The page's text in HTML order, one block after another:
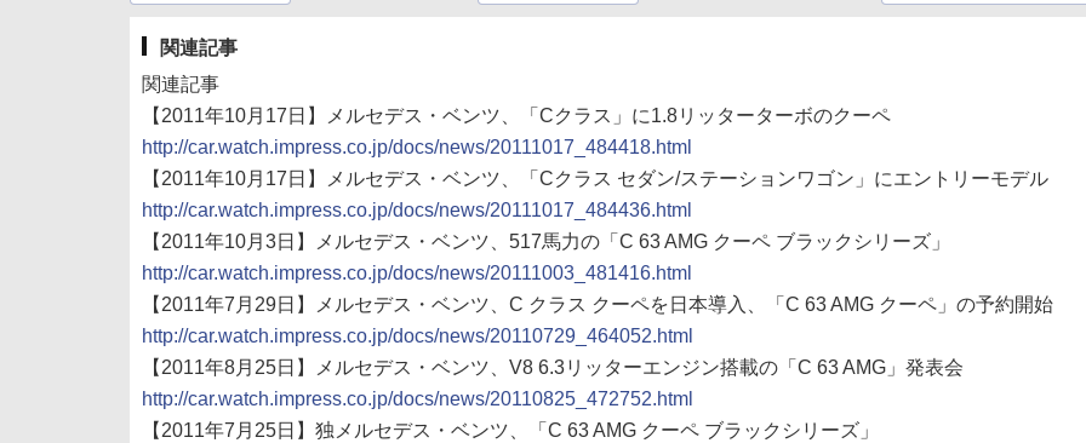
関連記事
関連記事
【2011年10月17日】メルセデス・ベンツ、「Cクラス」に1.8リッターターボのクーペ
http://car.watch.impress.co.jp/docs/news/20111017_484418.html
【2011年10月17日】メルセデス・ベンツ、「Cクラス セダン/ステーションワゴン」にエントリーモデル
http://car.watch.impress.co.jp/docs/news/20111017_484436.html
【2011年10月3日】メルセデス・ベンツ、517馬力の「C 63 AMG クーペ ブラックシリーズ」
http://car.watch.impress.co.jp/docs/news/20111003_481416.html
【2011年7月29日】メルセデス・ベンツ、C クラス クーペを日本導入、「C 63 AMG クーペ」の予約開始
http://car.watch.impress.co.jp/docs/news/20110729_464052.html
【2011年8月25日】メルセデス・ベンツ、V8 6.3リッターエンジン搭載の「C 63 AMG」発表会
http://car.watch.impress.co.jp/docs/news/20110825_472752.html
【2011年7月25日】独メルセデス・ベンツ、「C 63 AMG クーペ ブラックシリーズ」